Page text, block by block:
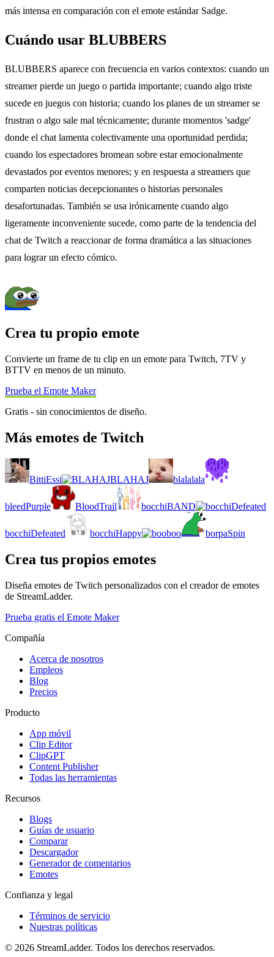
más intensa en comparación con el emote estándar Sadge.
Cuándo usar BLUBBERS
BLUBBERS aparece con frecuencia en varios contextos: cuando un
streamer pierde un juego o partida importante; cuando algo triste
sucede en juegos con historia; cuando los planes de un streamer se
frustran o algo sale mal técnicamente; durante momentos 'sadge'
donde el chat lamenta colectivamente una oportunidad perdida;
cuando los espectadores bromean sobre estar emocionalmente
devastados por eventos menores; y en respuesta a streamers que
comparten noticias decepcionantes o historias personales
desafortunadas. También se usa irónicamente cuando algo
ligeramente inconveniente sucede, como parte de la tendencia del
chat de Twitch a reaccionar de forma dramática a las situaciones
para lograr un efecto cómico.
Crea tu propio emote
Convierte un frame de tu clip en un emote para Twitch, 7TV y
BTTV en menos de un minuto.
Prueba el Emote Maker
Gratis - sin conocimientos de diseño.
Más emotes de Twitch
BittiEssi BLAHAJ blalalala
bleedPurple BloodTrail bocchiBAND
bocchiDefeated bocchiHappy boo borpaSpin
Crea tus propios emotes
Diseña emotes de Twitch personalizados con el creador de emotes
de StreamLadder.
Prueba gratis el Emote Maker
Compañía
Acerca de nosotros
Empleos
Blog
Precios
Producto
App móvil
Clip Editor
ClipGPT
Content Publisher
Todas las herramientas
Recursos
Blogs
Guías de usuario
Comparar
Descargador
Generador de comentarios
Emotes
Confianza y legal
Términos de servicio
Nuestras políticas
© 2026 StreamLadder. Todos los derechos reservados.